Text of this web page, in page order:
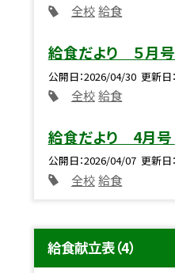
全校 給食
給食だより ５月号
公開日 2026/04/30 更新日
全校 給食
給食だより 4月号
公開日 2026/04/07 更新日
全校 給食
給食献立表（4）